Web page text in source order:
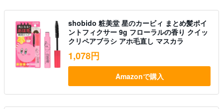
shobido 粧美堂 星のカービィ まとめ髪ポイ
ントフィクサー 9g フローラルの香り クイッ
クリペアブラシ アホ毛直し マスカラ
1,078円
Amazonで購入